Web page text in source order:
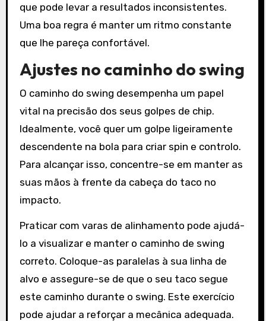
que pode levar a resultados inconsistentes.
Uma boa regra é manter um ritmo constante
que lhe pareça confortável.
Ajustes no caminho do swing
O caminho do swing desempenha um papel
vital na precisão dos seus golpes de chip.
Idealmente, você quer um golpe ligeiramente
descendente na bola para criar spin e controlo.
Para alcançar isso, concentre-se em manter as
suas mãos à frente da cabeça do taco no
impacto.
Praticar com varas de alinhamento pode ajudá-
lo a visualizar e manter o caminho de swing
correto. Coloque-as paralelas à sua linha de
alvo e assegure-se de que o seu taco segue
este caminho durante o swing. Este exercício
pode ajudar a reforçar a mecânica adequada.